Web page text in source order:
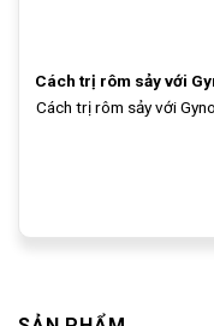
Cách trị rôm sảy với
Cách trị rôm sảy với